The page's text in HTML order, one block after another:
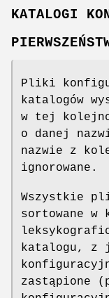
KATALOGI
Pliki
katalogów
w tej
o danej
nazwie z
ignorowane.
Wszystkie
sortowane w
katalogu, z
zastąpione